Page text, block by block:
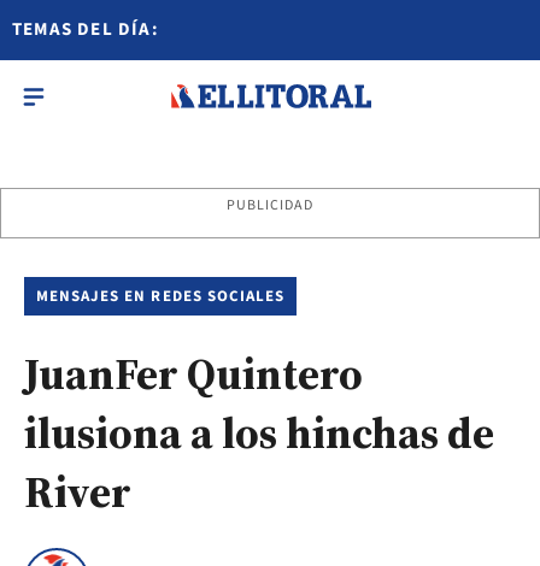
TEMAS DEL DÍA:
PUBLICIDAD
MENSAJES EN REDES SOCIALES
JuanFer Quintero
ilusiona a los hinchas de
River